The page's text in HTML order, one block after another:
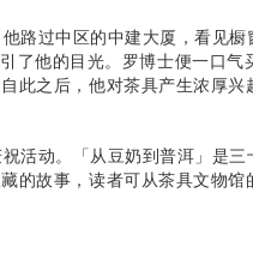
路过中区的中建大厦，看见
了他的目光。罗博士便一口气
此之后，他对茶具产生浓厚兴
活动。「从豆奶到普洱」是三
的故事，读者可从茶具文物馆